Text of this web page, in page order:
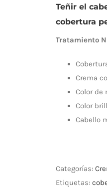
Teñir el
cobertura
Tratamiento
Crema
Color de
Color
Cabello
Categorías:
Etiquetas: